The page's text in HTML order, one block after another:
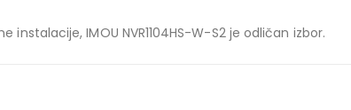
IMOU NVR1104HS-W-S2 je odličan izbor.